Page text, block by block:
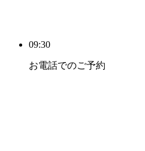
09:30
お電話でのご予約